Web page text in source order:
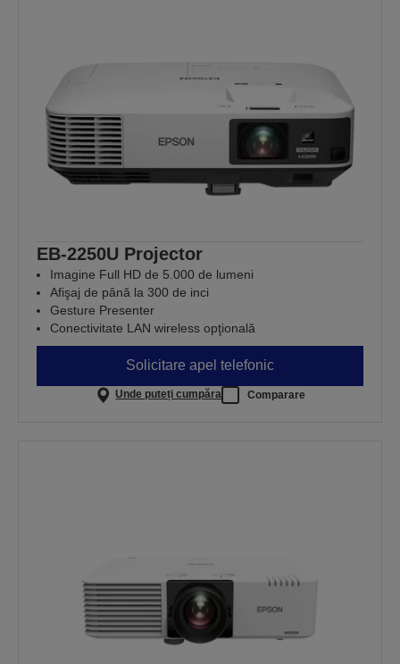
EB-2250U Projector
Imagine Full HD de 5.000 de lumeni
Afişaj de până la 300 de inci
Gesture Presenter
Conectivitate LAN wireless opţională
Solicitare apel telefonic
Unde puteți cumpăra Comparare